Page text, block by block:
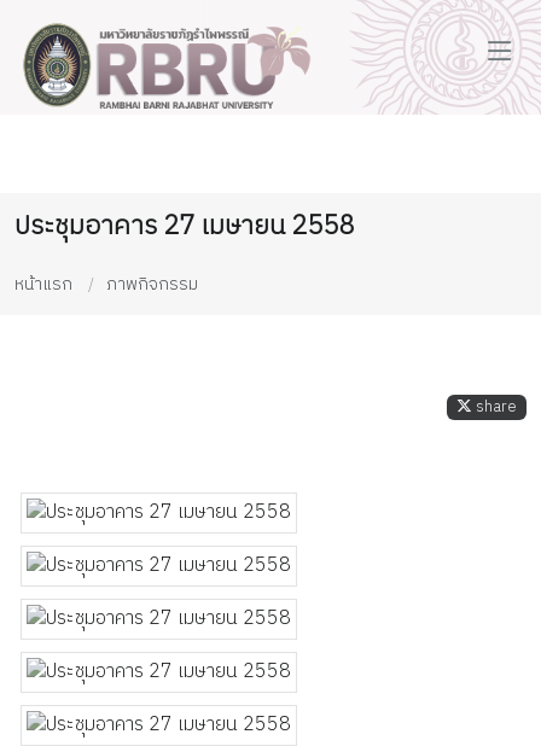
ประชุมอาคาร 27 เมษายน 2558
หน้าแรก ภาพกิจกรรม
share